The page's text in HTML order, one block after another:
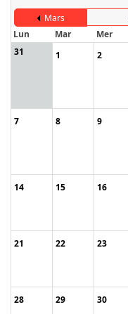
Mars
Lun
Mar Mer
31
1 2
7 8 9
14 15 16
21 22 23
28 29 30